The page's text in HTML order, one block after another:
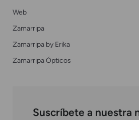
Web
Zamarripa
Zamarripa by Erika
Zamarripa Ópticos
Suscríbete a nuestra